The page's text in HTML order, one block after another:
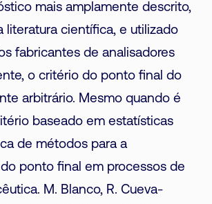
mais amplamente descrito,
literatura científica, e utilizado
fabricantes de analisadores
o critério do ponto final do
arbitrário. Mesmo quando é
baseado em estatísticas
de métodos para a
ponto final em processos de
M. Blanco, R. Cueva-